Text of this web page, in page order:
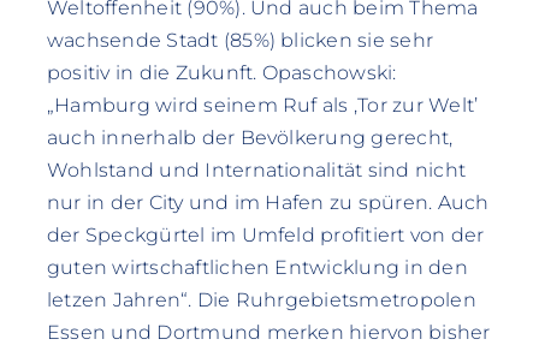
Weltoffenheit (90%). Und auch beim Thema
wachsende Stadt (85%) blicken sie sehr
positiv in die Zukunft. Opaschowski:
„Hamburg wird seinem Ruf als ,Tor zur Welt’
auch innerhalb der Bevölkerung gerecht,
Wohlstand und Internationalität sind nicht
nur in der City und im Hafen zu spüren. Auch
der Speckgürtel im Umfeld profitiert von der
guten wirtschaftlichen Entwicklung in den
letzen Jahren“. Die Ruhrgebietsmetropolen
Essen und Dortmund merken hiervon bisher